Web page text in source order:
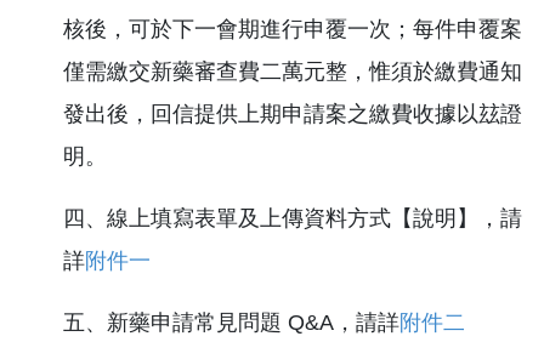
核後，可於下一會期進行申覆一次；每件申覆案
僅需繳交新藥審查費二萬元整，惟須於繳費通知
發出後，回信提供上期申請案之繳費收據以玆證
明。
四、線上填寫表單及上傳資料方式【說明】，請
詳附件一
五、新藥申請常見問題 Q&A，請詳附件二